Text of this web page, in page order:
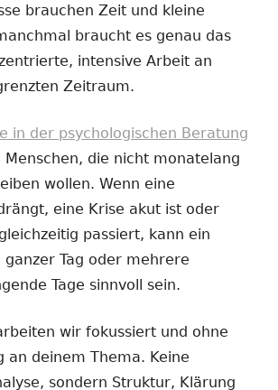
brauchen Zeit und kleine
braucht es genau das
intensive Arbeit an
Zeitraum.
in der psychologischen Beratung
Menschen, die nicht monatelang
wollen. Wenn eine
eine Krise akut ist oder
passiert, kann ein
ganzer Tag oder mehrere
Tage sinnvoll sein.
wir fokussiert und ohne
an deinem Thema. Keine
sondern Struktur, Klärung